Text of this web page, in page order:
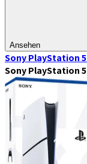
Ansehen
Sony PlayStation 5
Sony PlayStation 5